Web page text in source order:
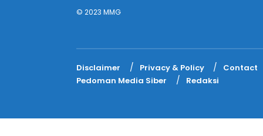
© 2023 MMG
Disclaimer Privacy & Policy
Contact
Pedoman Media Siber
Redaksi